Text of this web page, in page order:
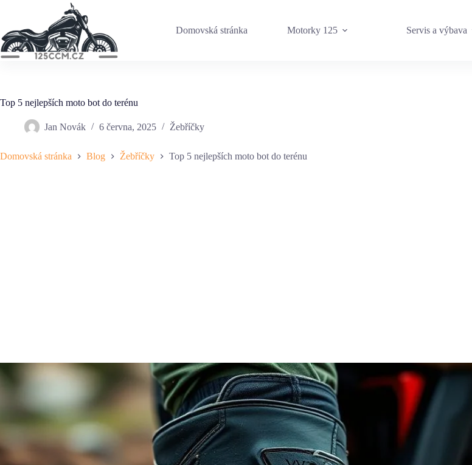
content
Domovská stránka Motorky 125 Servis a výbava
Top 5 nejlepších moto bot do terénu
Jan Novák 6 června, 2025 Žebříčky
Domovská stránka Blog Žebříčky Top 5 nejlepších moto bot do terénu